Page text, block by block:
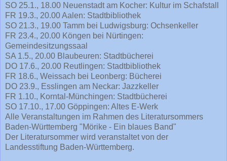
SO 25.1., 18.00 Neuenstadt am Kocher: Kultur im Schafstall
FR 19.3., 20.00 Aalen: Stadtbibliothek
SO 21.3., 19.00 Tamm bei Ludwigsburg: Ochsenkeller
FR 23.4., 20.00 Köngen bei Nürtingen:
Gemeindesitzungssaal
SA 1.5., 20.00 Blaubeuren: Stadtbücherei
DO 17.6., 20.00 Reutlingen: Stadtbibliothek
FR 18.6., Weissach bei Leonberg: Bücherei
DO 23.9., Esslingen am Neckar: Jazzkeller
FR 1.10., Korntal-Münchingen: Stadtbücherei
SO 17.10., 17.00 Göppingen: Altes E-Werk
Alle Veranstaltungen im Rahmen des Literatursommers
Baden-Württemberg "Mörike - Ein blaues Band"
Der Literatursommer wird veranstaltet von der
Landesstiftung Baden-Württemberg.